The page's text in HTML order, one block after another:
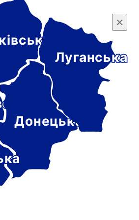
×
Донецька
Луганська
×